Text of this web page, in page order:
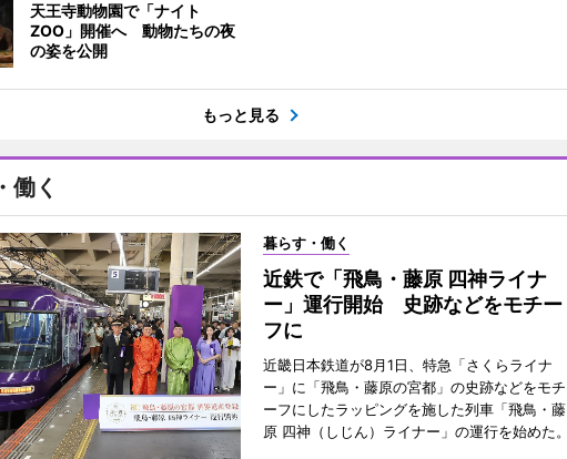
天王寺動物園で「ナイト
ZOO」開催へ 動物たちの夜
の姿を公開
もっと見る
働く
暮らす・働く
近鉄で「飛鳥・藤原 四神ライナ
ー」運行開始 史跡などをモチー
フに
近畿日本鉄道が8月1日、特急「さくらライナ
ー」に「飛鳥・藤原の宮都」の史跡などをモチ
ーフにしたラッピングを施した列車「飛鳥・藤
原 四神（しじん）ライナー」の運行を始めた。